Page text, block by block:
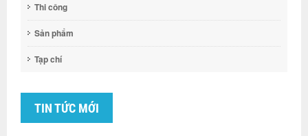
Thi công
Sản phẩm
Tạp chí
TIN TỨC MỚI